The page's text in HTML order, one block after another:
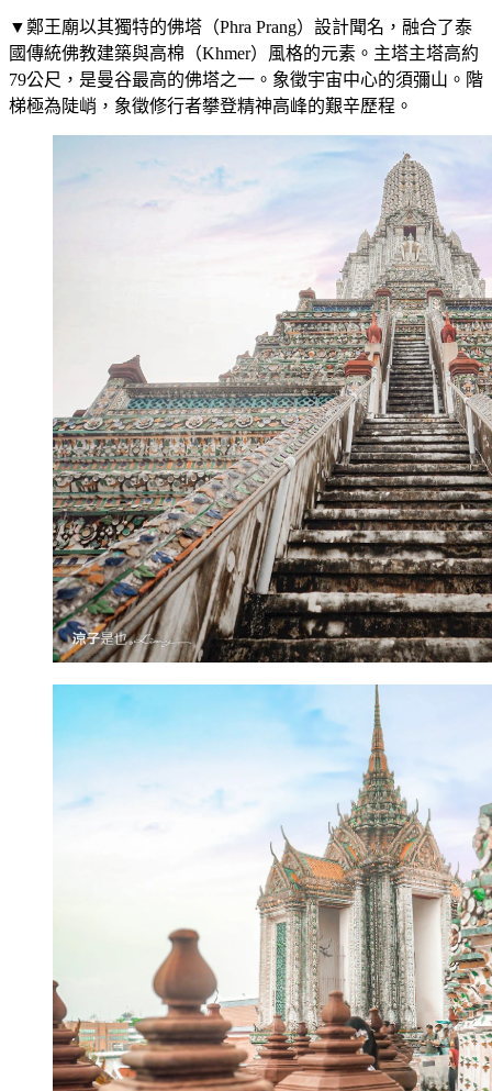
▼鄭王廟以其獨特的佛塔（Phra Prang）設計聞名，融合了泰
國傳統佛教建築與高棉（Khmer）風格的元素。主塔主塔高約
79公尺，是曼谷最高的佛塔之一。象徵宇宙中心的須彌山。階
梯極為陡峭，象徵修行者攀登精神高峰的艱辛歷程。